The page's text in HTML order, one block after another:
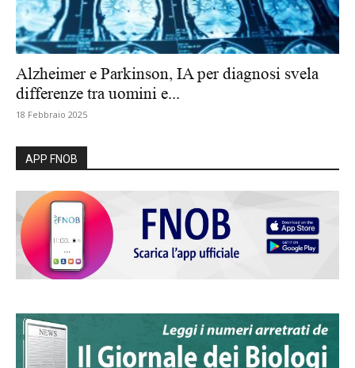
Alzheimer e Parkinson, IA per diagnosi svela
differenze tra uomini e...
18 Febbraio 2025
APP FNOB